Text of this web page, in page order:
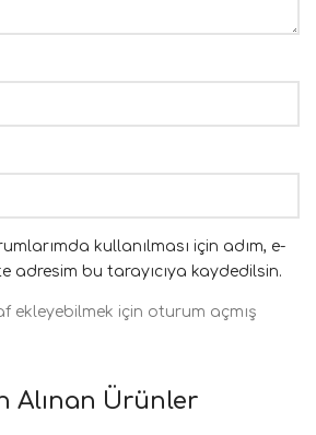
kullanılması için adım, e-
adresim bu tarayıcıya kaydedilsin.
ekleyebilmek için oturum açmış
Alınan Ürünler